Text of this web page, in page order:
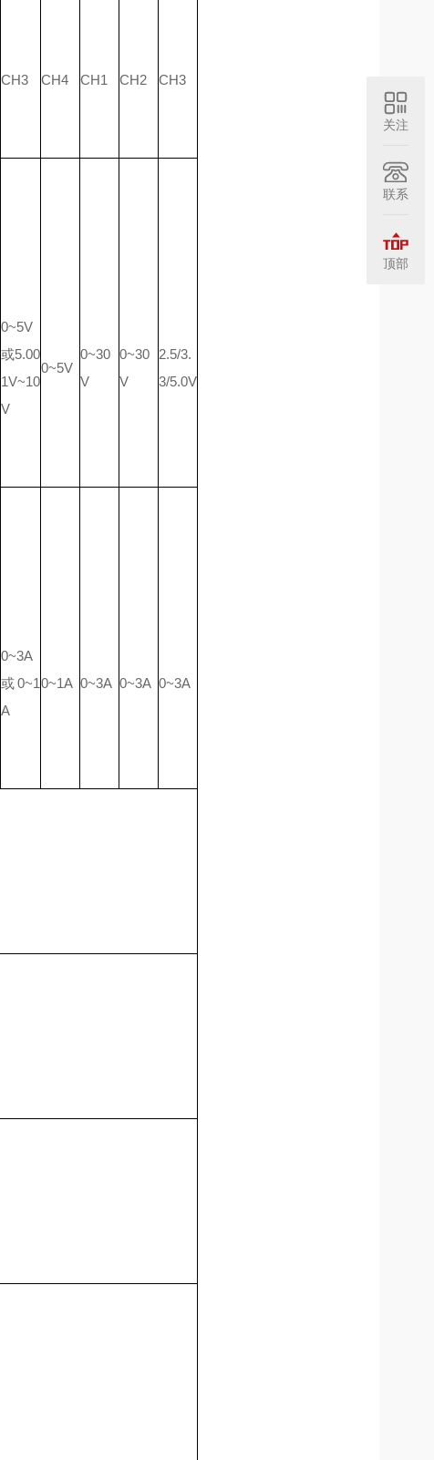
CH3 CH4 CH1 CH2 CH3
0~5V
或5.00
1V~10
V
0~5V
0~30
V
0~30
V
2.5/3.
3/5.0V
0~3A
或0~1
A
0~1A 0~3A 0~3A 0~3A
关注
联系
顶部